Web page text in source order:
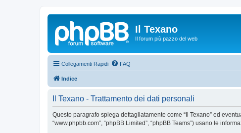
Il Texano
Il forum più pazzo del web
Collegamenti Rapidi FAQ
Indice
Il Texano - Trattamento dei dati personali
Questo paragrafo spiega dettagliatamente come “Il Texano” ed
“www.phpbb.com”, “phpBB Limited”, “phpBB Teams”) usano le